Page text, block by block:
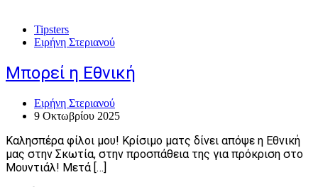
Tipsters
Ειρήνη Στεριανού
Μπορεί η Εθνική
Ειρήνη Στεριανού
9 Οκτωβρίου 2025
Καλησπέρα φίλοι μου! Κρίσιμο ματς δίνει απόψε η Εθνική
μας στην Σκωτία, στην προσπάθεια της για πρόκριση στο
Μουντιάλ! Μετά […]